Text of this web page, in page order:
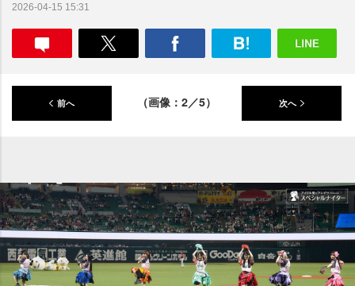
2026-04-15 15:31
前へ （画像：2／5） 次へ